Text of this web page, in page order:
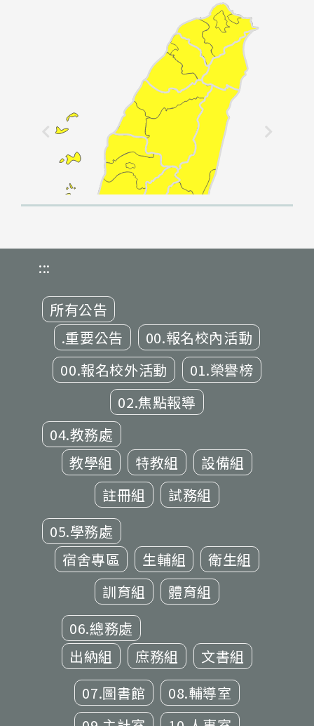
:::
所有公告
.重要公告
00.報名校內活動
00.報名校外活動
01.榮譽榜
02.焦點報導
04.教務處
教學組
特教組
設備組
註冊組
試務組
05.學務處
宿舍專區
生輔組
衛生組
訓育組
體育組
06.總務處
出納組
庶務組
文書組
07.圖書館
08.輔導室